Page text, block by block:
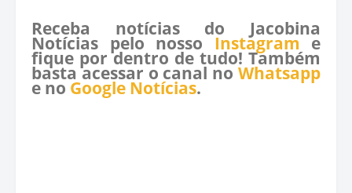
Receba notícias do Jacobina
Notícias pelo nosso Instagram e
fique por dentro de tudo! Também
basta acessar o canal no Whatsapp
e no Google Notícias.